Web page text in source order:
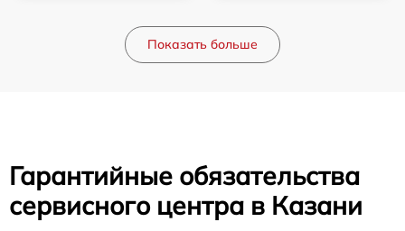
Показать больше
Гарантийные обязательства
сервисного центра в Казани